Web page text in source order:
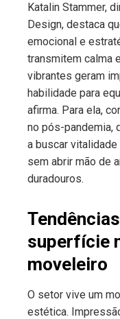
Katalin Stammer,
Design, destaca
emocional e
transmitem calma
vibrantes geram
habilidade para
afirma. Para ela,
no pós-pandemia,
a buscar
sem abrir mão de
duradouros.
superfície
moveleiro
O setor vive um
estética.